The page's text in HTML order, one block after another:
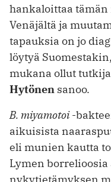
hankaloittaa
Venäjältä ja
tapauksia on jo
löytyä
mukana ollut
Hytönen sanoo.
B. miyamotoi-
aikuisista
eli munien kautta
Lymen